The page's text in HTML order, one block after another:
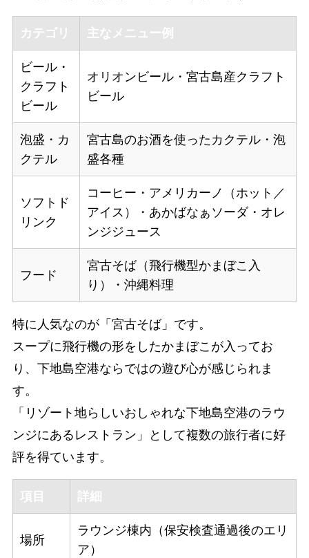
カテゴリ 主なメニュー例
ビール・
クラフト
ビール
オリオンビール・宮古島産クラフト
ビール
泡盛・カ
クテル
宮古島のお酒を使ったカクテル・泡
盛各種
ソフトド
リンク
コーヒー・アメリカーノ（ホット／
アイス）・あかばなぁソーダ・オレ
ンジジュース
フード
宮古そば（飛行機型かまぼこ入
り）・沖縄料理
特に人気なのが「宮古そば」です。
スープに飛行機の形をしたかまぼこが入ってお
り、下地島空港ならではの遊び心が感じられま
す。
「リゾート地らしいおしゃれな下地島空港のラウ
ンジにあるレストラン」として複数の旅行者に好
評を得ています。
項目 詳細
場所
ラウンジ棟内（保安検査通過後のエリ
ア）